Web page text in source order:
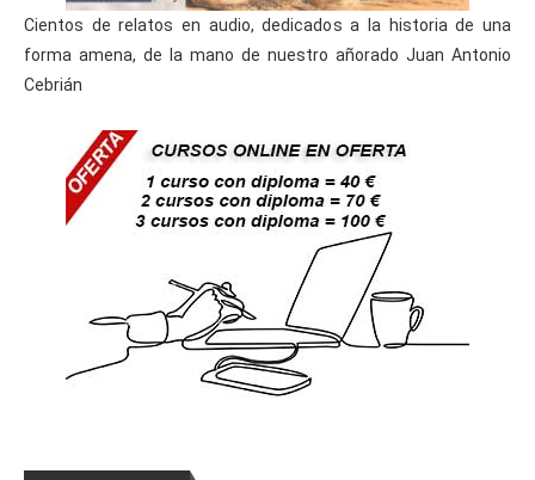
Cientos de relatos en audio, dedicados a la historia de una
forma amena, de la mano de nuestro añorado Juan Antonio
Cebrián